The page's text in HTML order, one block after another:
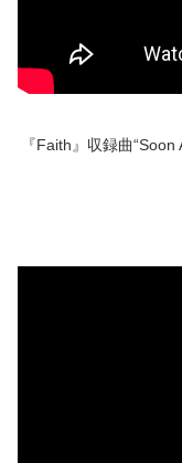
『Faith』 収録曲